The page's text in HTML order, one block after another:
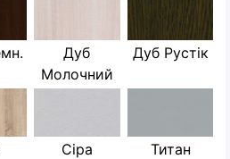
Дуб
Молочний
Дуб Рустік
Сіра
Титан